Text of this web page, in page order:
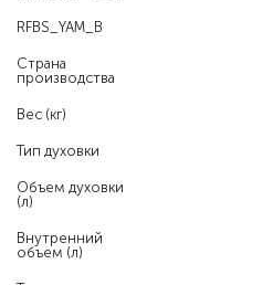
RFBS_YAM_B
Страна
производства
Вес (кг)
Тип духовки
Объем духовки
(л)
Внутренний
объем (л)